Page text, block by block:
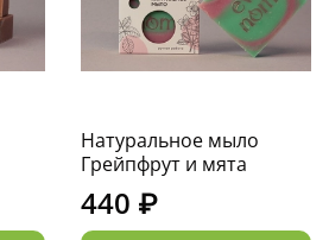
Натуральное мыло
Грейпфрут и мята
440 ₽